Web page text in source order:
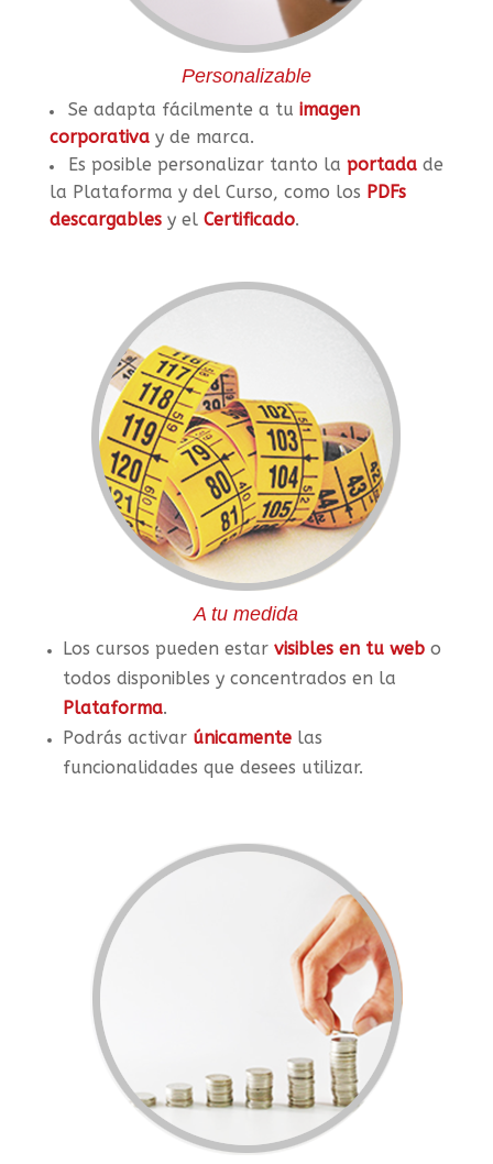
Personalizable
Se adapta fácilmente a tu imagen
corporativay de marca.
Es posible personalizar tanto la portadade
la Plataforma y del Curso, como los PDFs
descargablesy el Certificado.
A tu medida
Los cursos pueden estar visibles en tu webo
todos disponibles y concentrados en la
Plataforma.
Podrás activar únicamentelas
funcionalidades que desees utilizar.